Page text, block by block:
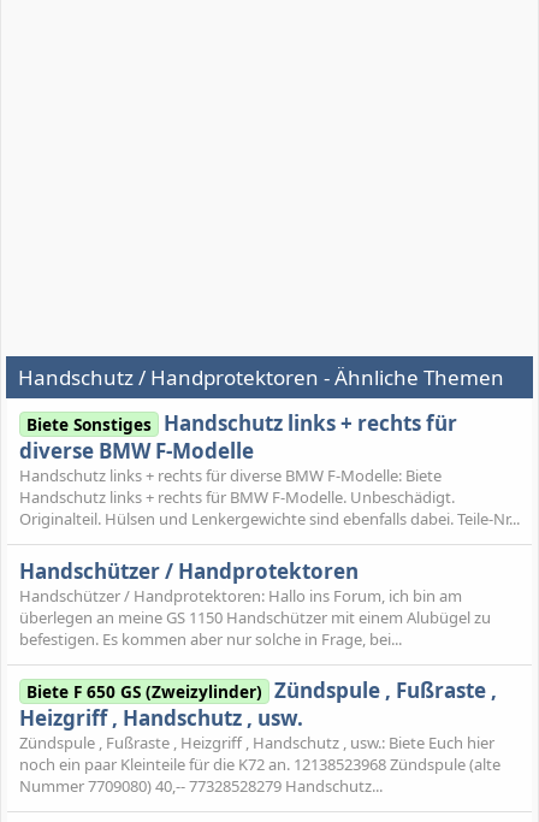
Handschutz / Handprotektoren - Ähnliche Themen
Biete Sonstiges Handschutz links + rechts für
diverse BMW F-Modelle
Handschutz links + rechts für diverse BMW F-Modelle: Biete
Handschutz links + rechts für BMW F-Modelle. Unbeschädigt.
Originalteil. Hülsen und Lenkergewichte sind ebenfalls dabei. Teile-Nr...
Handschützer / Handprotektoren
Handschützer / Handprotektoren: Hallo ins Forum, ich bin am
überlegen an meine GS 1150 Handschützer mit einem Alubügel zu
befestigen. Es kommen aber nur solche in Frage, bei...
Biete F 650 GS (Zweizylinder) Zündspule , Fußraste ,
Heizgriff , Handschutz , usw.
Zündspule , Fußraste , Heizgriff , Handschutz , usw.: Biete Euch hier
noch ein paar Kleinteile für die K72 an. 12138523968 Zündspule (alte
Nummer 7709080) 40,-- 77328528279 Handschutz...